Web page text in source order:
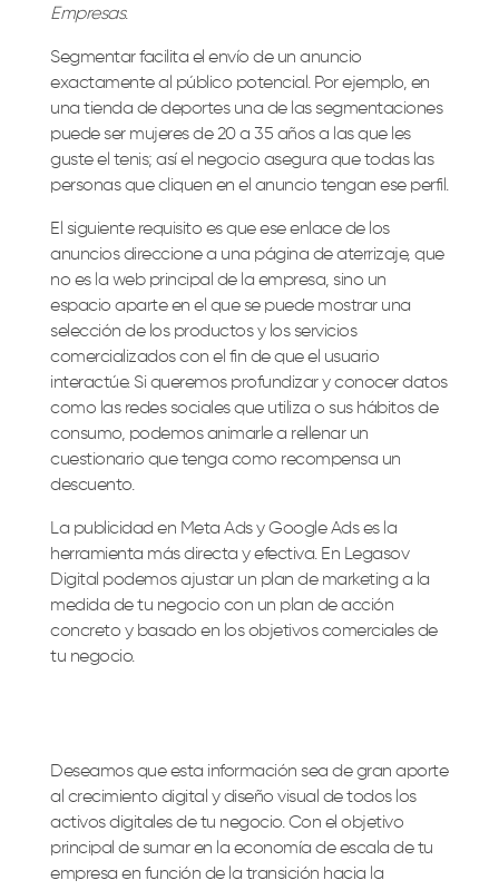
Empresas.
Segmentar facilita el envío de un anuncio
exactamente al público potencial. Por ejemplo, en
una tienda de deportes una de las segmentaciones
puede ser mujeres de 20 a 35 años a las que les
guste el tenis; así el negocio asegura que todas las
personas que cliquen en el anuncio tengan ese perfil.
El siguiente requisito es que ese enlace de los
anuncios direccione a una página de aterrizaje, que
no es la web principal de la empresa, sino un
espacio aparte en el que se puede mostrar una
selección de los productos y los servicios
comercializados con el fin de que el usuario
interactúe. Si queremos profundizar y conocer datos
como las redes sociales que utiliza o sus hábitos de
consumo, podemos animarle a rellenar un
cuestionario que tenga como recompensa un
descuento.
La publicidad en Meta Ads y Google Ads es la
herramienta más directa y efectiva. En Legasov
Digital podemos ajustar un plan de marketing a la
medida de tu negocio con un plan de acción
concreto y basado en los objetivos comerciales de
tu negocio.
Deseamos que esta información sea de gran aporte
al crecimiento digital y diseño visual de todos los
activos digitales de tu negocio. Con el objetivo
principal de sumar en la economía de escala de tu
empresa en función de la transición hacia la